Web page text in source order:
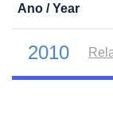
Ano / Year
2010